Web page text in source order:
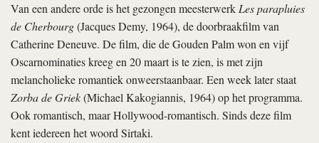
Van een andere orde is het gezongen meesterwerkLes parapluies
de Cherbourg(Jacques Demy, 1964), de doorbraakfilm van
Catherine Deneuve. De film, die de Gouden Palm won en vijf
Oscarnominaties kreeg en 20 maart is te zien, is met zijn
melancholieke romantiek onweerstaanbaar. Een week later staat
Zorba de Griek(Michael Kakogiannis, 1964) op het programma.
Ook romantisch, maar Hollywood-romantisch. Sinds deze film
kent iedereen het woord Sirtaki.